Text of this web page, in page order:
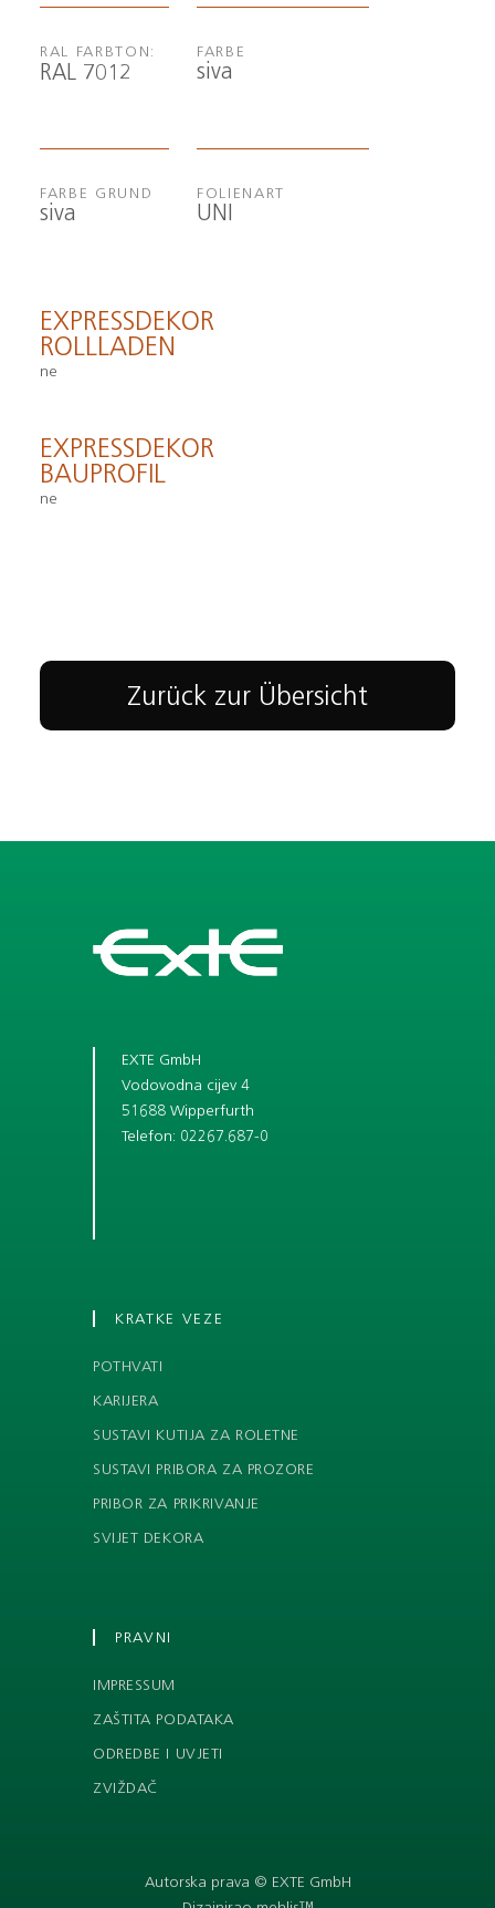
RAL FARBTON:
RAL 7012
FARBE GRUND
siva
FARBE
siva
FOLIENART
UNI
EXPRESSDEKOR
ROLLLADEN
ne
EXPRESSDEKOR
BAUPROFIL
ne
Zurück zur Übersicht
EXTE GmbH
Vodovodna cijev 4
51688 Wipperfurth
Telefon: 02267.687-0
Autorska prava © EXTE GmbH
KRATKE VEZE
POTHVATI
KARIJERA
SUSTAVI KUTIJA ZA ROLETNE
SUSTAVI PRIBORA ZA PROZORE
PRIBOR ZA PRIKRIVANJE
SVIJET DEKORA
PRAVNI
IMPRESSUM
ZAŠTITA PODATAKA
ODREDBE I UVJETI
ZVIŽDAČ